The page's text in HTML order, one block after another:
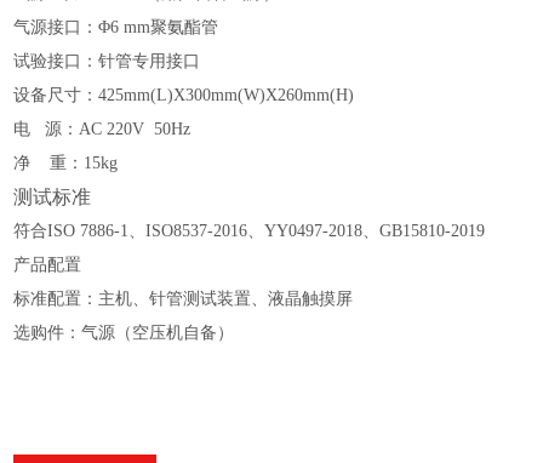
气源接口：Φ6 mm聚氨酯管
试验接口：针管专用接口
设备尺寸：425mm(L)X300mm(W)X260mm(H)
电
源：AC 220V 50Hz
净
重：15kg
测试标准
符合ISO 7886-1、ISO8537-2016、YY0497-2018、GB15810-2019
产品配置
标准配置：主机、针管测试装置、液晶触摸屏
选购件：气源（空压机自备）